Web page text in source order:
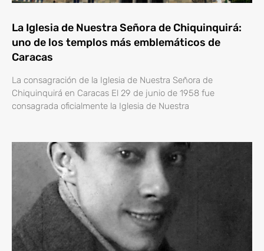
La Iglesia de Nuestra Señora de Chiquinquirá:
uno de los templos más emblemáticos de
Caracas
La consagración de la Iglesia de Nuestra Señora de
Chiquinquirá en Caracas El 29 de junio de 1958 fue
consagrada oficialmente la Iglesia de Nuestra